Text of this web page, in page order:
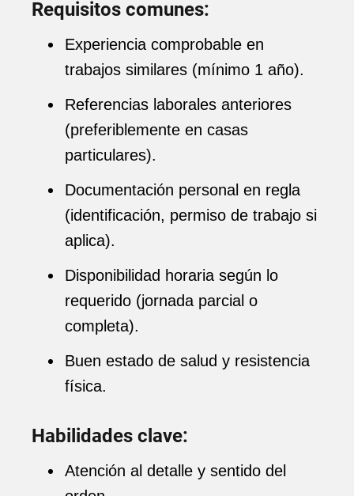
Requisitos comunes:
Experiencia comprobable en
trabajos similares (mínimo 1 año).
Referencias laborales anteriores
(preferiblemente en casas
particulares).
Documentación personal en regla
(identificación, permiso de trabajo si
aplica).
Disponibilidad horaria según lo
requerido (jornada parcial o
completa).
Buen estado de salud y resistencia
física.
Habilidades clave:
Atención al detalle y sentido del